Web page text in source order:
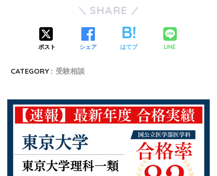
SHARE
ポスト シェア はてブ LINE
CATEGORY : 受験相談